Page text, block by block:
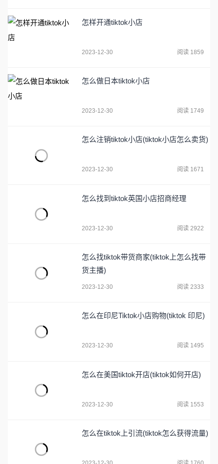
怎样开通tiktok小店
2023-12-30 阅读 1859
怎么做日本tiktok小店
2023-12-30 阅读 1749
怎么注销tiktok小店(tiktok小店怎么卖货)
2023-12-30 阅读 1671
怎么找到tiktok英国小店招商经理
2023-12-30 阅读 2922
怎么找tiktok带货商家(tiktok上怎么找带
货主播)
2023-12-30 阅读 2333
怎么在印尼Tiktok小店购物(tiktok 印尼)
2023-12-30 阅读 1495
怎么在美国tiktok开店(tiktok如何开店)
2023-12-30 阅读 1553
怎么在tiktok上引流(tiktok怎么获得流量)